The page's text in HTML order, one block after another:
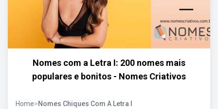
Nomes com a Letra I: 200 nomes mais
populares e bonitos - Nomes Criativos
Home>Nomes Chiques Com A Letra I